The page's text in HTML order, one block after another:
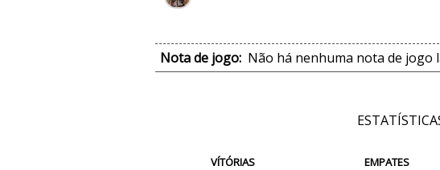
Nota de jogo: Não há nenhuma nota de jogo
VÍTÓRIAS EMPATES